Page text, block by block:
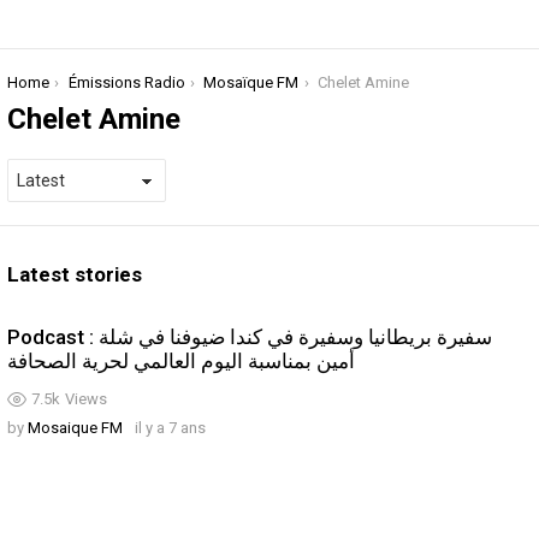
You are here:
Home Émissions Radio Mosaïque FM Chelet Amine
Chelet Amine
Latest stories
7.5k Views
Podcast : سفيرة بريطانيا وسفيرة في كندا ضيوفنا في شلة
أمين بمناسبة اليوم العالمي لحرية الصحافة
by Mosaique FM il y a 7 ans